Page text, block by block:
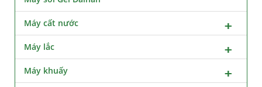
Máy cất nước
Máy lắc
Máy khuấy